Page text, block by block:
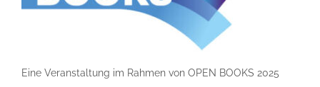
Eine Veranstaltung im Rahmen von OPEN BOOKS 2025